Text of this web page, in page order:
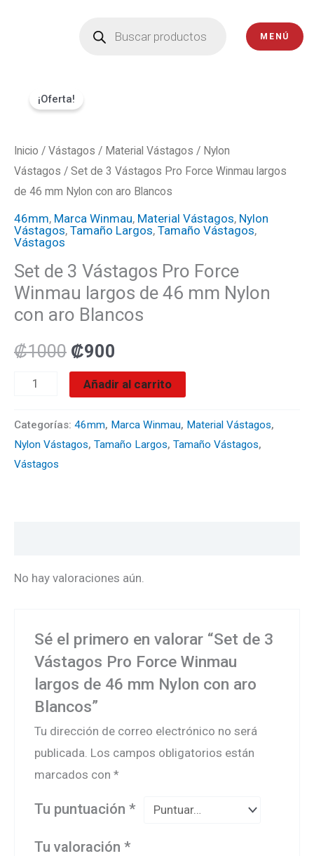
productos
MENÚ
¡Oferta!
Inicio / Vástagos / Material Vástagos / Nylon
Vástagos / Set de 3 Vástagos Pro Force Winmau largos
de 46 mm Nylon con aro Blancos
46mm, Marca Winmau, Material Vástagos, Nylon
Vástagos, Tamaño Largos, Tamaño Vástagos,
Vástagos
Set de 3 Vástagos Pro Force
Winmau largos de 46 mm Nylon
con aro Blancos
₡1000
original
era:
₡1000.
₡900
actual
es:
₡900.
Vástagos
Pro
Force
Winmau
largos
46
mm
Nylon
con
Blancos
Añadir al carrito
Categorías: 46mm, Marca Winmau, Material Vástagos,
Nylon Vástagos, Tamaño Largos, Tamaño Vástagos,
Vástagos
No hay valoraciones aún.
Sé el primero en valorar “Set de 3
Vástagos Pro Force Winmau
largos de 46 mm Nylon con aro
Blancos”
Tu dirección de correo electrónico no será
publicada. Los campos obligatorios están
marcados con*
Tu puntuación*
Tu valoración*